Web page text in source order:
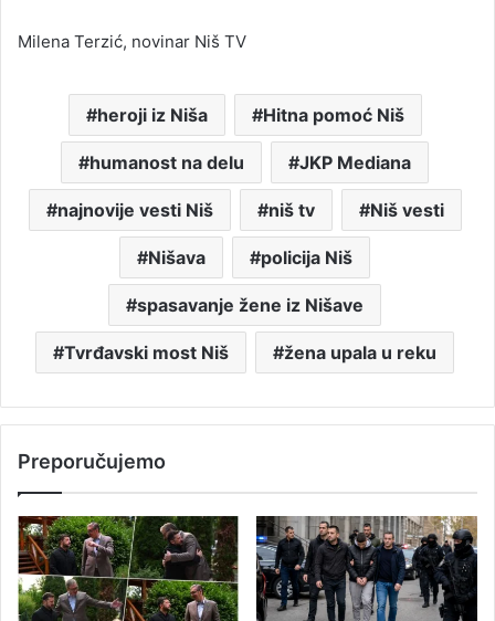
Milena Terzić, novinar Niš TV
heroji iz Niša Hitna pomoć Niš
humanost na delu JKP Mediana
najnovije vesti Niš niš tv Niš vesti
Nišava policija Niš
spasavanje žene iz Nišave
Tvrđavski most Niš žena upala u reku
Preporučujemo